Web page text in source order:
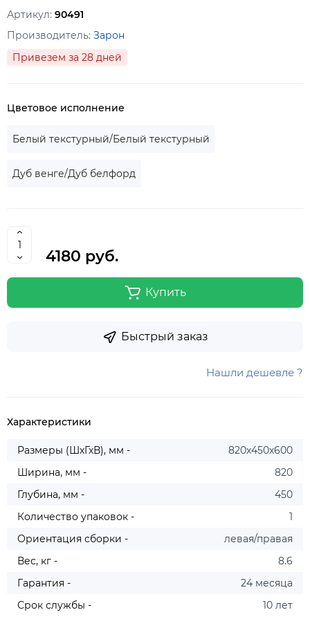
Артикул: 90491
Производитель: Зарон
Привезем за 28 дней
Цветовое исполнение
Белый текстурный/Белый текстурный
Дуб венге/Дуб белфорд
4180 руб.
Купить
Быстрый заказ
Нашли дешевле ?
Характеристики
Размеры (ШхГхВ), мм -
820х450х600
Ширина, мм -
820
Глубина, мм -
450
Количество упаковок -
1
Ориентация сборки -
левая/правая
Вес, кг -
8.6
Гарантия -
24 месяца
Срок службы -
10 лет